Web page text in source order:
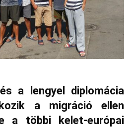
a lengyel diplomácia
a migráció ellen
a többi kelet-európai